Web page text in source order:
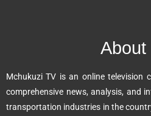
i
v
e
About
Mchukuzi TV is an online television
comprehensive news, analysis, and
transportation industries in the